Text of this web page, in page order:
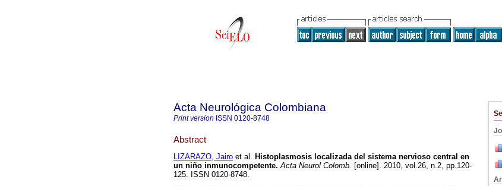
Acta Neurológica Colombiana
Print version ISSN 0120-8748
Abstract
LIZARAZO, Jairo et al. Histoplasmosis localizada del sistema nervioso central en
un niño inmunocompetente. Acta Neurol Colomb. [online]. 2010, vol.26, n.2, pp.120-
125. ISSN 0120-8748.